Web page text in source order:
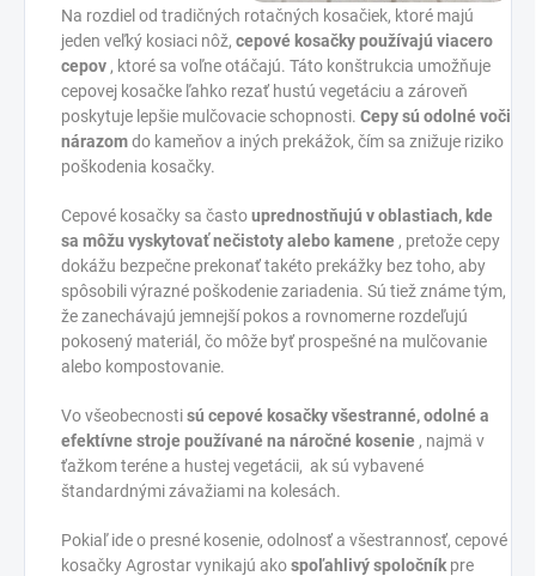
Na rozdiel od tradičných rotačných kosačiek, ktoré majú
jeden veľký kosiaci nôž, cepové kosačky používajú viacero
cepov , ktoré sa voľne otáčajú. Táto konštrukcia umožňuje
cepovej kosačke ľahko rezať hustú vegetáciu a zároveň
poskytuje lepšie mulčovacie schopnosti. Cepy sú odolné voči
nárazomdo kameňov a iných prekážok, čím sa znižuje riziko
poškodenia kosačky.
Cepové kosačky sa častouprednostňujú v oblastiach, kde
sa môžu vyskytovať nečistoty alebo kamene , pretože cepy
dokážu bezpečne prekonať takéto prekážky bez toho, aby
spôsobili výrazné poškodenie zariadenia. Sú tiež známe tým,
že zanechávajú jemnejší pokos a rovnomerne rozdeľujú
pokosený materiál, čo môže byť prospešné na mulčovanie
alebo kompostovanie.
Vo všeobecnostisú cepové kosačky všestranné, odolné a
efektívne stroje používané na náročné kosenie , najmä v
ťažkom teréne a hustej vegetácii, ak sú vybavené
štandardnými závažiami na kolesách.
Pokiaľ ide o presné kosenie, odolnosť a všestrannosť, cepové
kosačky Agrostar vynikajú akospoľahlivý spoločník pre